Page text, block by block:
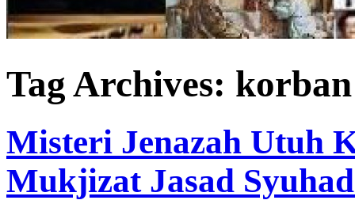
Tag Archives: korban
Misteri Jenazah Utuh
Mukjizat Jasad